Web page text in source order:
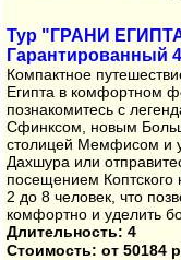
Тур "ГРАНИ
Гарантированный
Компактное
Египта в комфортном
познакомитесь с
Сфинксом, новым
столицей Мемфисом и
Дахшура или
посещением Коптского
2 до 8 человек, что
комфортно и уделить
Длительность: 4
Стоимость: от 50184